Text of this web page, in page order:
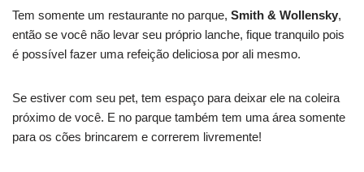
Tem somente um restaurante no parque, Smith & Wollensky,
então se você não levar seu próprio lanche, fique tranquilo pois
é possível fazer uma refeição deliciosa por ali mesmo.
Se estiver com seu pet, tem espaço para deixar ele na coleira
próximo de você. E no parque também tem uma área somente
para os cões brincarem e correrem livremente!